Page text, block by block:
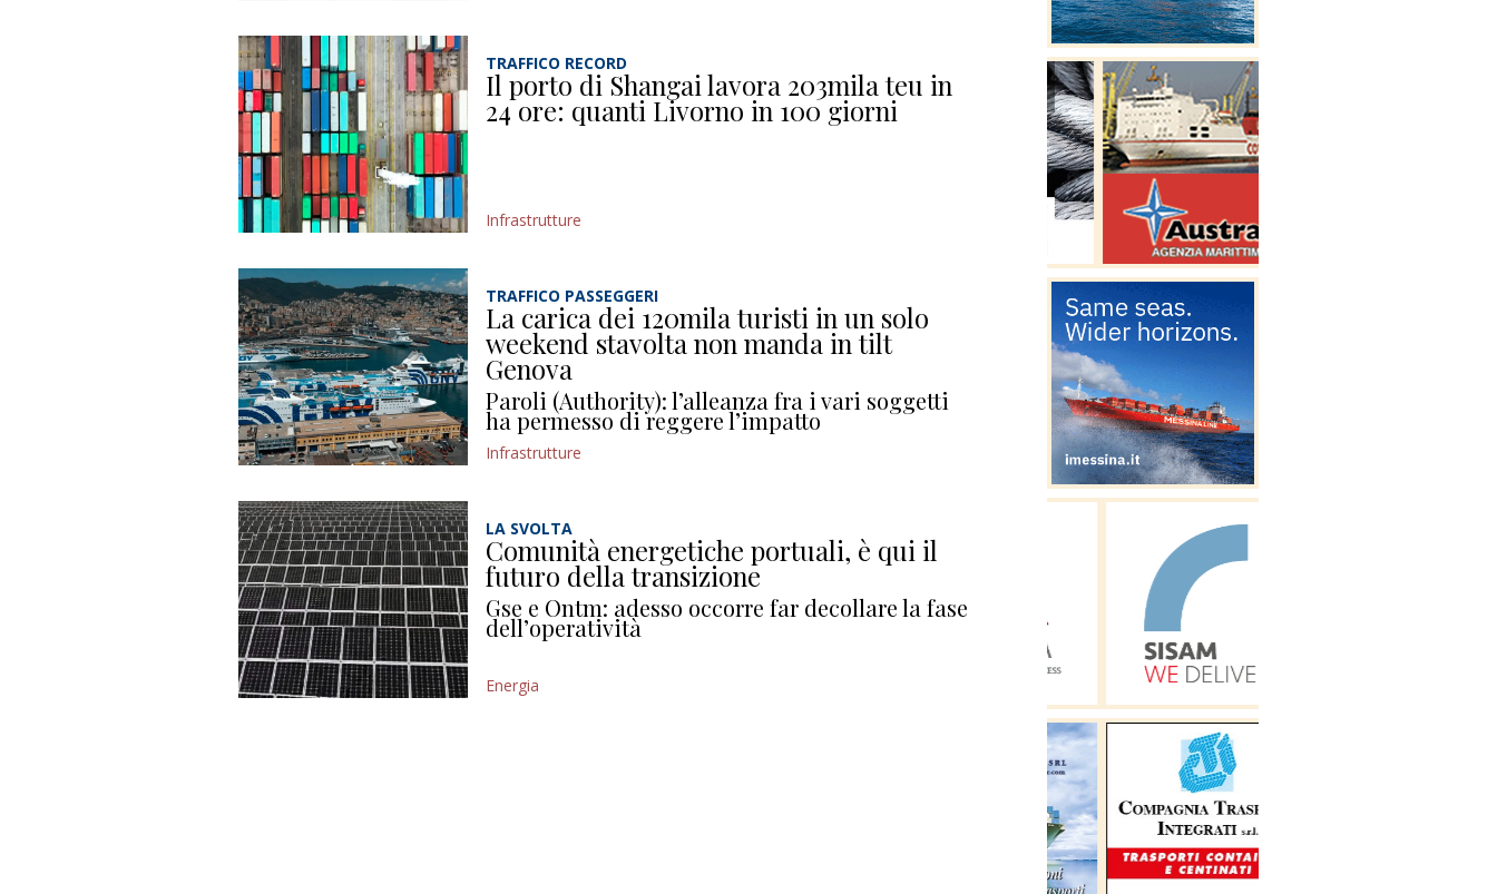
TRAFFICO RECORD
Il porto di Shangai lavora 203mila teu in
24 ore: quanti Livorno in 100 giorni
Infrastrutture
TRAFFICO PASSEGGERI
La carica dei 120mila turisti in un solo
weekend stavolta non manda in tilt
Genova
Paroli (Authority): l’alleanza fra i vari soggetti
ha permesso di reggere l’impatto
Infrastrutture
LA SVOLTA
Comunità energetiche portuali, è qui il
futuro della transizione
Gse e Ontm: adesso occorre far decollare la fase
dell’operatività
Energia